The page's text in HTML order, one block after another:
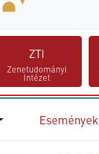
ZTI
Zenetudományi
Intézet
Események